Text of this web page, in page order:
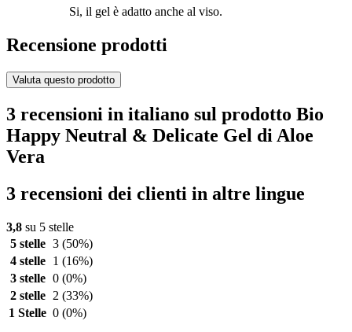
Si, il gel è adatto anche al viso.
Recensione prodotti
Valuta questo prodotto
3 recensioni in italiano sul prodotto Bio
Happy Neutral & Delicate Gel di Aloe
Vera
3 recensioni dei clienti in altre lingue
3,8 su 5 stelle
5 stelle 3 (50%)
4 stelle
1 (16%)
3 stelle 0 (0%)
2 stelle
2 (33%)
1 Stelle 0 (0%)